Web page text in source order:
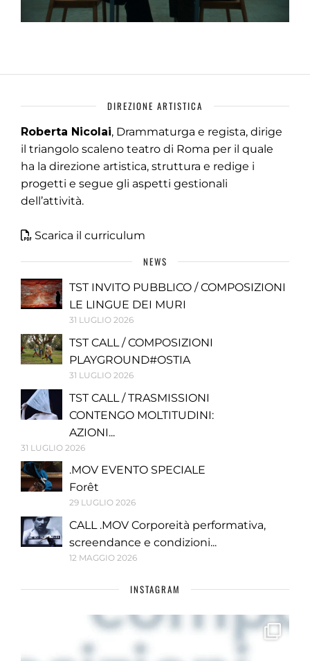
DIREZIONE ARTISTICA
Roberta Nicolai, Drammaturga e regista, dirige
il triangolo scaleno teatro di Roma per il quale
ha la direzione artistica, struttura e redige i
progetti e segue gli aspetti gestionali
dell’attività.
Scarica il curriculum
NEWS
TST INVITO PUBBLICO / COMPOSIZIONI
LE LINGUE DEI MURI
31 LUGLIO 2026
TST CALL / COMPOSIZIONI
PLAYGROUND#OSTIA
31 LUGLIO 2026
TST CALL / TRASMISSIONI
CONTENGO MOLTITUDINI:
AZIONI...
31 LUGLIO 2026
.MOV EVENTO SPECIALE
Forêt
29 LUGLIO 2026
CALL .MOV Corporeità performativa,
screendance e condizioni...
12 MAGGIO 2026
INSTAGRAM